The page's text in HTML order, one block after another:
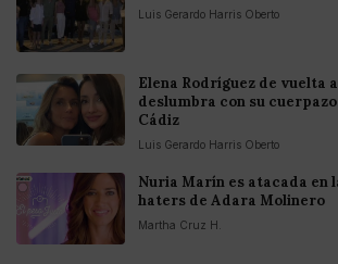
Luis Gerardo Harris Oberto
Elena Rodríguez de vuelta
deslumbra con su
Cádiz
Luis Gerardo Harris Oberto
Nuria Marín es atacada en
haters de Adara Molinero
Martha Cruz H.